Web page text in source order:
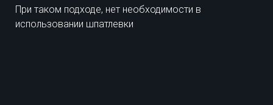
При таком подходе, нет необходимости в
использовании шпатлевки